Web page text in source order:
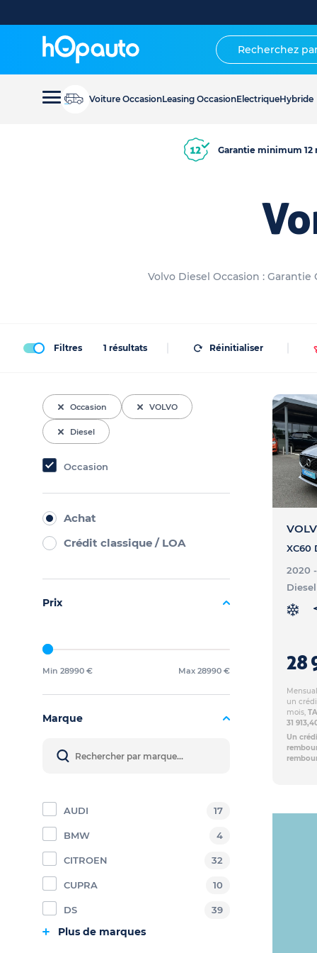
Voiture OccasionLeasing OccasionElectriqueHybride
Garantie minimum 12
Volvo Diesel Occasion :
Filtres 1 résultats Réinitialiser
Occasion VOLVO
Diesel
Occasion
Achat
Crédit classique / LOA
Prix
Min 28990 € Max 28990 €
Marque
AUDI 17
BMW 4
CITROEN 32
CUPRA 10
DS 39
Plus de marques
2020
Diesel
28
un
mois,
31
Un